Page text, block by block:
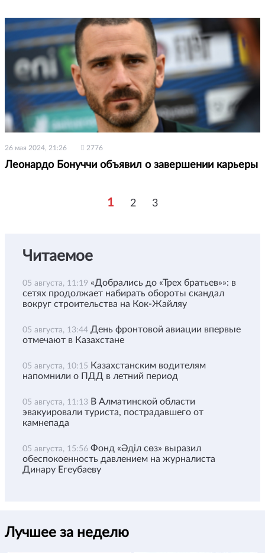
26 мая 2024, 21:26 2776
Леонардо Бонуччи объявил о завершении карьеры
1 2 3
Читаемое
05 августа, 11:19 «Добрались до «Трех братьев»»: в
сетях продолжает набирать обороты скандал
вокруг строительства на Кок-Жайляу
05 августа, 13:44 День фронтовой авиации впервые
отмечают в Казахстане
05 августа, 10:15 Казахстанским водителям
напомнили о ПДД в летний период
05 августа, 11:13 В Алматинской области
эвакуировали туриста, пострадавшего от
камнепада
05 августа, 15:56 Фонд «Әділ сөз» выразил
обеспокоенность давлением на журналиста
Динару Егеубаеву
Лучшее за неделю